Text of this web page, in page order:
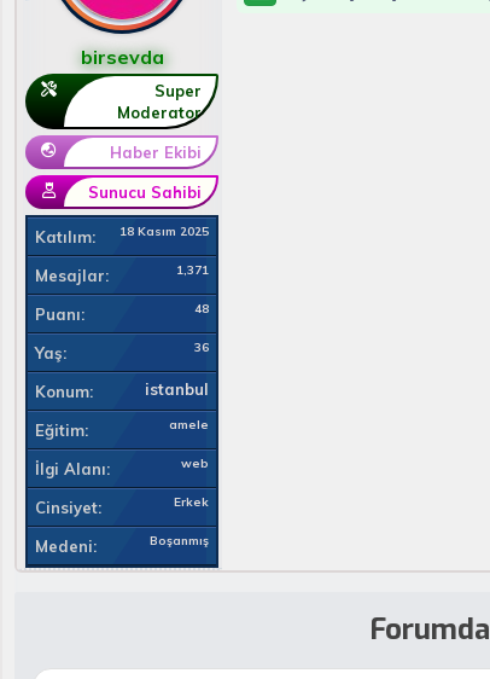
birsevda
Super
Moderator
Haber Ekibi
Sunucu Sahibi
Katılım 18 Kasım 2025
Mesajlar 1,371
Puanı 48
Yaş 36
Konum istanbul
Eğitim amele
İlgi Alanı web
Cinsiyet Erkek
Medeni Boşanmış